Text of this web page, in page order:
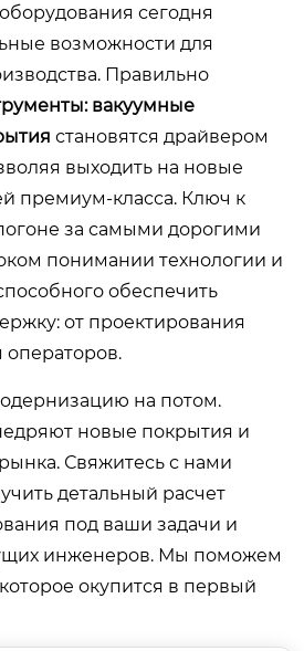
сегодня
возможности для
Правильно
вакуумные
становятся драйвером
выходить на новые
премиум-класса. Ключ к
за самыми дорогими
понимании технологии и
обеспечить
от проектирования
на потом.
новые покрытия и
Свяжитесь с нами
детальный расчет
под ваши задачи и
инженеров. Мы поможем
окупится в первый